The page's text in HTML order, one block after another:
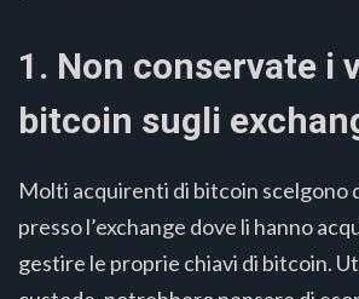
1. Non conservate i
bitcoin sugli
Molti acquirenti di bitcoin scelgono
presso l’exchange dove li hanno
gestire le proprie chiavi di bitcoin.